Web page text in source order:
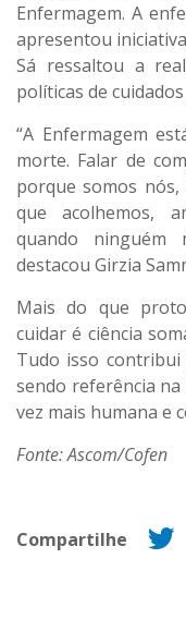
Enfermagem. A
apresentou
Sá ressaltou a
políticas de
“A Enfermagem
morte. Falar de
porque somos
que acolhemos,
quando ninguém
destacou Girzia
Mais do que
cuidar é ciência
Tudo isso
sendo referência na
vez mais humana e
Fonte: Ascom/Cofen
Compartilhe